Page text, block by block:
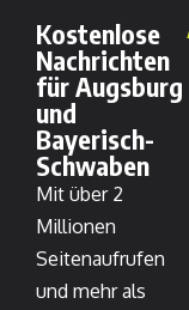
Kostenlose
Nachrichten
für Augsburg
und
Bayerisch-
Schwaben
Mit über 2
Millionen
Seitenaufrufen
und mehr als